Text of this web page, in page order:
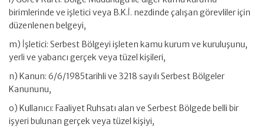
birimlerinde ve işletici veya B.K.İ. nezdinde çalışan görevliler için
düzenlenen belgeyi,
m) İşletici: Serbest Bölgeyi işleten kamu kurum ve kuruluşunu,
yerli ve yabancı gerçek veya tüzel kişileri,
n) Kanun: 6/6/1985tarihli ve 3218 sayılı Serbest Bölgeler
Kanununu,
o) Kullanıcı: Faaliyet Ruhsatı alan ve Serbest Bölgede belli bir
işyeri bulunan gerçek veya tüzel kişiyi,